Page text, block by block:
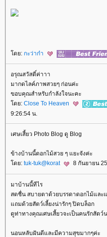
ดย: กะว่าก๋า
อรุณสวัสดิ์ค่าาา
มากดไลค์ภาพสวยๆ ก่อนค่ะ
ขอบคุณสำหรับกำลังใจนะคะ
ดย: Close To Heaven
9:26:54 น.
เศษเสี้ยว Photo Blog ดู Blog
ข้างบ้านนี้ดอกไม้สวย ๆ แยะจังค่ะ
ดย: tuk-tuk@korat 8 กันยายน
มาบ้านนี้ทีไร
สดชื่น สบายตาด้วยบรรดาดอกไม้และ
ถมด้วยสัตว์เลี้ยงน่ารักๆ ปิดบล็อก
ดูท่าทางคุณเศษเสี้ยวจะเป็นคนรักสัตว์
นอนหลับฝันดีและมีความสุขมากๆค่ะ